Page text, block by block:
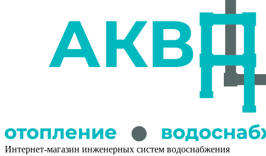
Интернет-магазин инженерных систем водоснабжения